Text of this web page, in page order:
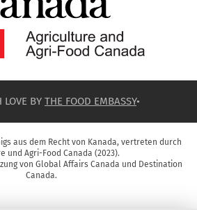
LOVE BY THE FOOD EMBASSY•
aus dem Recht von Kanada, vertreten durch
und Agri-Food Canada (2023).
von Global Affairs Canada und Destination
Canada.